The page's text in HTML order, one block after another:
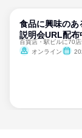
食品に興味のあ
説明会URL配布
オンライン